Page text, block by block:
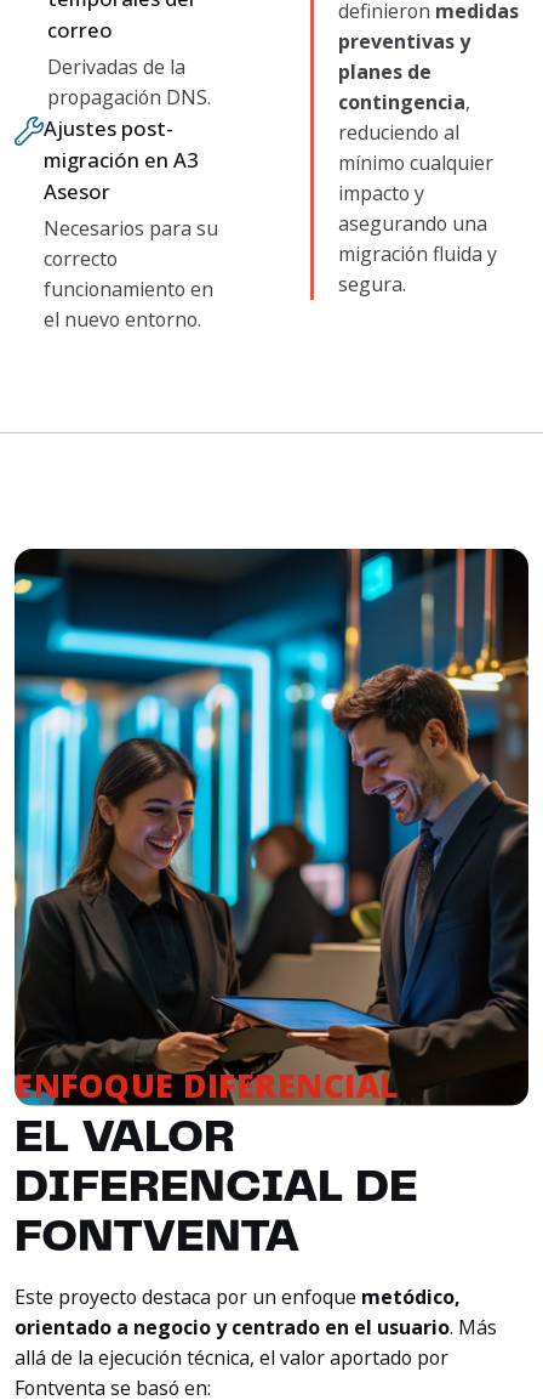
correo
Derivadas de la
propagación DNS.
Ajustes post-
migración en A3
Asesor
Necesarios para su
correcto
funcionamiento en
el nuevo entorno.
definieron medidas
preventivas y
planes de
contingencia,
reduciendo al
mínimo cualquier
impacto y
asegurando una
migración fluida y
segura.
ENFOQUE DIFERENCIAL
EL VALOR
DIFERENCIAL DE
FONTVENTA
Este proyecto destaca por un enfoque metódico,
orientado a negocio y centrado en el usuario. Más
allá de la ejecución técnica, el valor aportado por
Fontventa se basó en: